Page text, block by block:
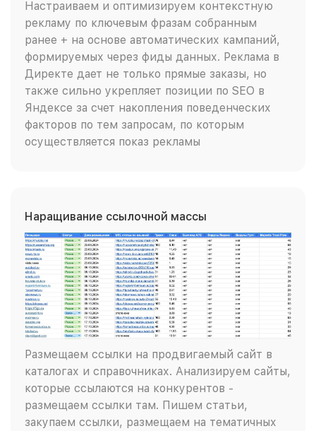
Настраиваем и оптимизируем контекстную
рекламу по ключевым фразам собранным
ранее + на основе автоматических кампаний,
формируемых через фиды данных. Реклама в
Директе дает не только прямые заказы, но
также сильно укрепляет позиции по SEO в
Яндексе за счет накопления поведенческих
факторов по тем запросам, по которым
осуществляется показ рекламы
Наращивание ссылочной массы
Размещаем ссылки на продвигаемый сайт в
каталогах и справочниках. Анализируем сайты,
которые ссылаются на конкурентов -
размещаем ссылки там. Пишем статьи,
закупаем ссылки, размещаем на тематичных